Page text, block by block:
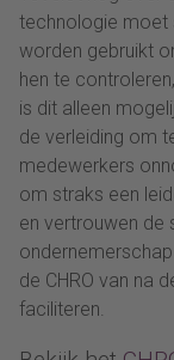
technologie moet
worden gebruikt
hen te
is dit alleen
de verleiding om
medewerkers
om straks een
en vertrouwen de
de CHRO van na
faciliteren.